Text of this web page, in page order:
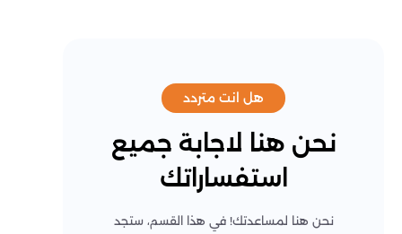
هل انت متردد
نحن هنا لاجابة جميع
استفساراتك
نحن هنا لمساعدتك! في هذا القسم، ستجد